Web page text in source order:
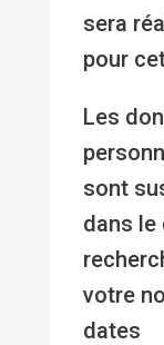
sera
pour
Les
sont
dans le
votre
dates